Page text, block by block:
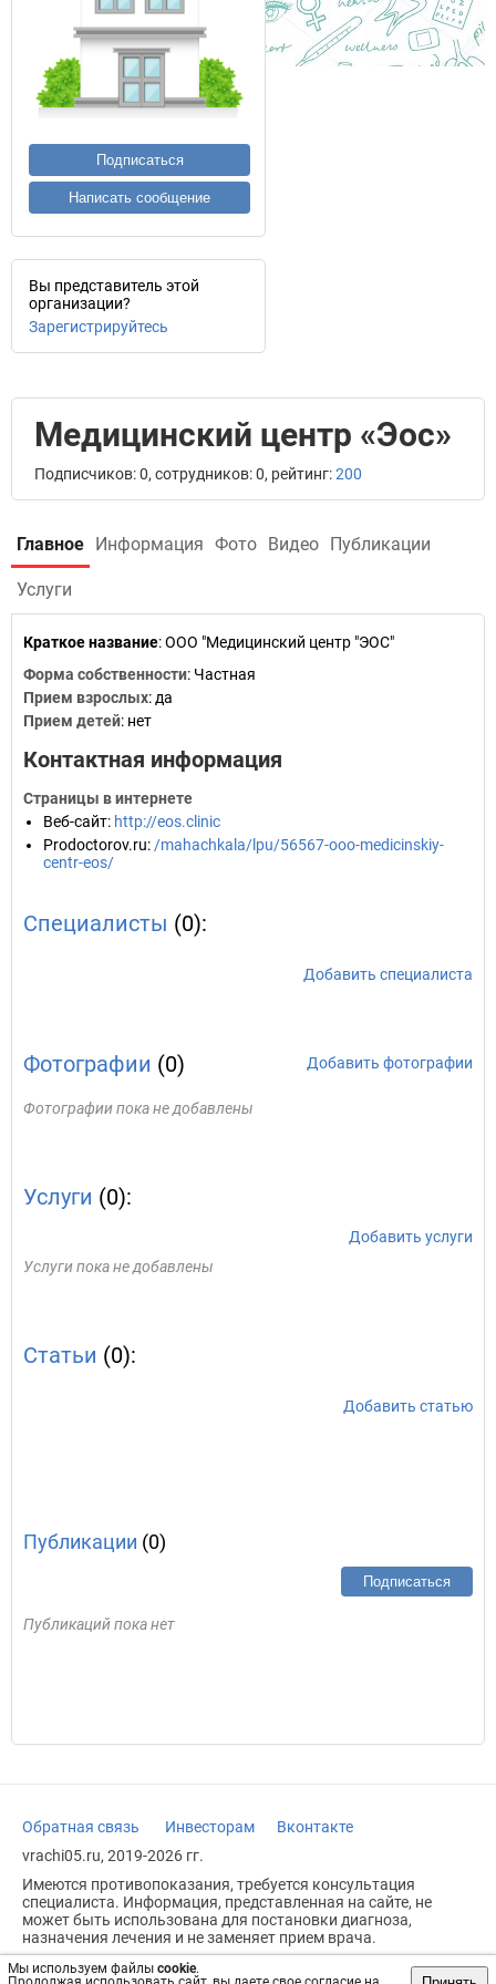
Мы используем файлы cookie.
Подписаться
Написать сообщение
Вы представитель этой
организации?
Зарегистрируйтесь
Медицинский центр «Эос»
Подписчиков: 0, сотрудников: 0, рейтинг:200
Главное Информация Фото Видео Публикации
Услуги
Краткое название:ООО "Медицинский центр "ЭОС"
Форма собственности: Частная
Прием взрослых: да
Прием детей: нет
Контактная информация
Страницы в интернете
Веб-сайт: http://eos.clinic
Prodoctorov.ru: /mahachkala/lpu/56567-ooo-medicinskiy-
centr-eos/
Специалисты (0):
Добавить специалиста
Фотографии (0) Добавить фотографии
Фотографии пока не добавлены
Услуги (0):
Добавить услуги
Услуги пока не добавлены
Статьи (0):
Добавить статью
Публикации (0)
Подписаться
Публикаций пока нет
Обратная связь Инвесторам
Вконтакте
vrachi05.ru, 2019-2026 гг.
Имеются противопоказания, требуется консультация
специалиста. Информация, представленная на сайте, не
может быть использована для постановки диагноза,
назначения лечения и не заменяет прием врача.
Возрастное ограничение: 18+